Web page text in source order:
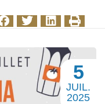
5
JUIL.
2025